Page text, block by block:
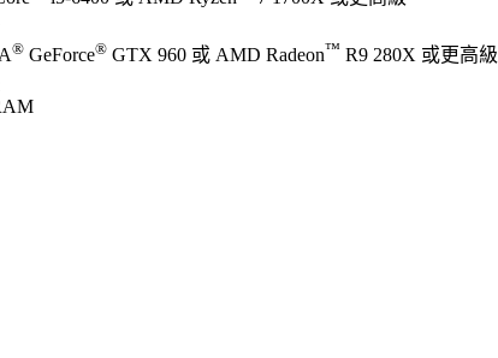
® GeForce® GTX 960 或 AMD Radeon™ R9 280X 或更高級